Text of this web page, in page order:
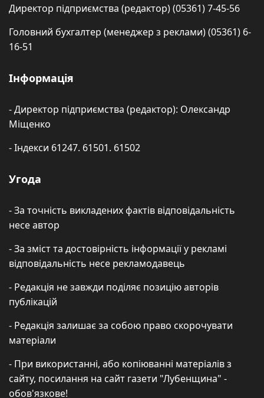
Директор підприємства (редактор) (05361) 7-45-56
Головний бухгалтер (менеджер з реклами) (05361) 6-
16-51
Інформація
- Директор підприємства (редактор): Олександр
Міщенко
- Індекси 61247. 61501. 61502
Угода
- За точність викладених фактів відповідальність
несе автор
- За зміст та достовірність інформації у рекламі
відповідальність несе рекламодавець
- Редакція не завжди поділяє позицію авторів
публікацій
- Редакція залишає за собою право скорочувати
матеріали
- При використанні, або копіюванні матеріалів з
сайту, посилання на сайт газети "Лубенщина" -
обов'язкове!